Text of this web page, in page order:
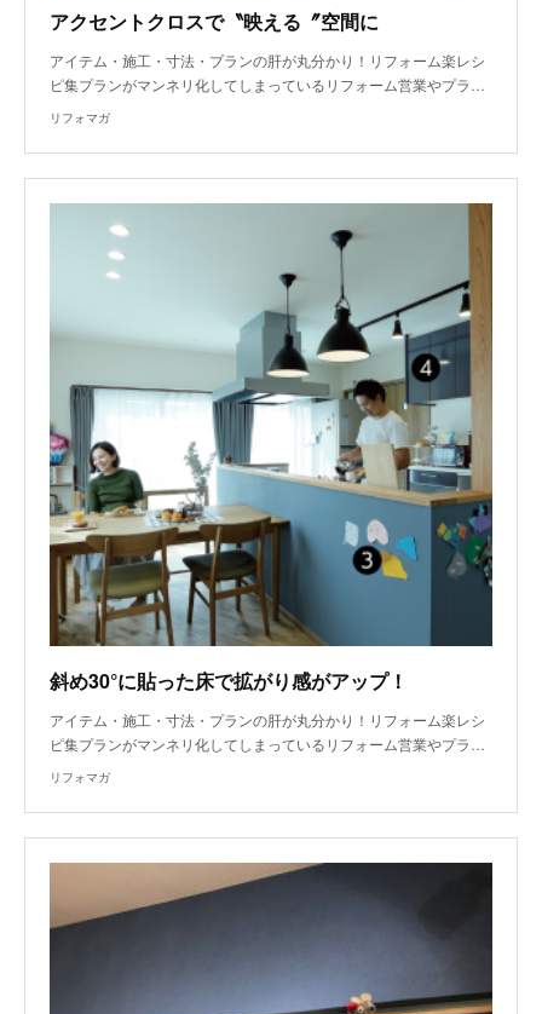
アクセントクロスで〝映える〞空間に
アイテム・施工・寸法・プランの肝が丸分かり！リフォーム楽レシ
ピ集プランがマンネリ化してしまっているリフォーム営業やプラ…
リフォマガ
斜め30°に貼った床で拡がり感がアップ！
アイテム・施工・寸法・プランの肝が丸分かり！リフォーム楽レシ
ピ集プランがマンネリ化してしまっているリフォーム営業やプラ…
リフォマガ